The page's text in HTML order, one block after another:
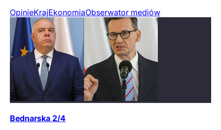
OpinieKrajEkonomiaObserwator mediów
Bednarska 2/4